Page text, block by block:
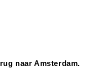
naar Amsterdam.